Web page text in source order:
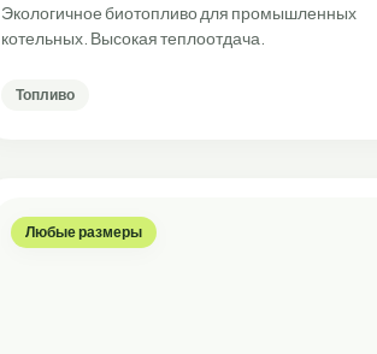
Экологичное биотопливо для промышленных
котельных. Высокая теплоотдача.
Топливо
Любые размеры